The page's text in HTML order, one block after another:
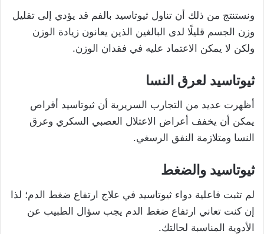
ونستنتج من ذلك أن تناول ثيوتاسيد بالفم قد يؤدي إلى تقليل
وزن الجسم قليلًا لدى البالغين الذين يعانون زيادة الوزن
ولكن لا يمكن الاعتماد عليه في فقدان الوزن.
ثيوتاسيد لعرق النسا
أظهرت عديد من التجارب السريرية أن ثيوتاسيد أقراص
يمكن أن يخفف أعراض الاعتلال العصبي السكري وعرق
النسا ومتلازمة النفق الرسغي.
ثيوتاسيد والضغط
لم تثبت فاعلية دواء ثيوتاسيد في علاج ارتفاع ضغط الدم؛ لذا
إن كنت تعاني ارتفاع ضغط الدم يجب سؤال الطبيب عن
الأدوية المناسبة لحالتك.